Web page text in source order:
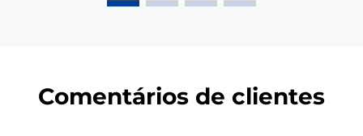
Comentários de clientes